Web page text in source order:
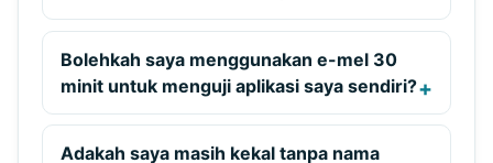
Bolehkah saya menggunakan e-mel 30
minit untuk menguji aplikasi saya sendiri?
Adakah saya masih kekal tanpa nama